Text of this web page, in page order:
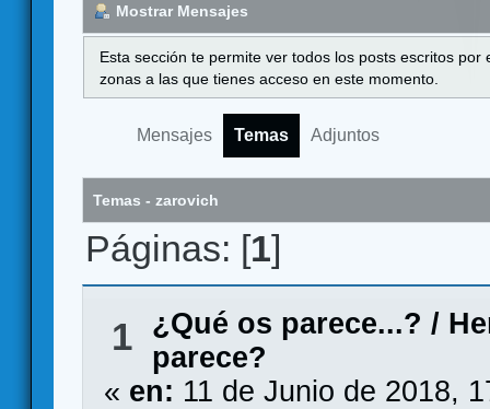
Mostrar Mensajes
Esta sección te permite ver todos los posts escritos
zonas a las que tienes acceso en este momento.
Mensajes Temas Adjuntos
Temas - zarovich
Páginas: [1]
1 ¿Qué os parece...? /
parece?
« en: 11 de Junio de 2018,